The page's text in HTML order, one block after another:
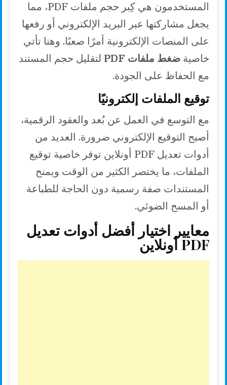
المستخدمون هي كِبر حجم ملفات PDF، مما
يجعل مشاركتها عبر البريد الإلكتروني أو رفعها
على المنصات الإلكترونية أمرًا صعبًا. وهنا تأتي
خاصيةضغط ملفات PDF
لتقليل حجم المستند
مع الحفاظ على الجودة.
توقيع الملفات إلكترونيًا
مع التوسع في العمل عن بُعد والعقود الرقمية،
أصبح التوقيع الإلكتروني ضرورة. العديد من
أدوات تعديل PDF أونلاين توفر خاصية توقيع
الملفات، ما يختصر الكثير من الوقت ويمنح
المستندات صفة رسمية دون الحاجة للطباعة
أو المسح الضوئي.
معايير اختيار أفضل أدوات تعديل
PDF أونلاين